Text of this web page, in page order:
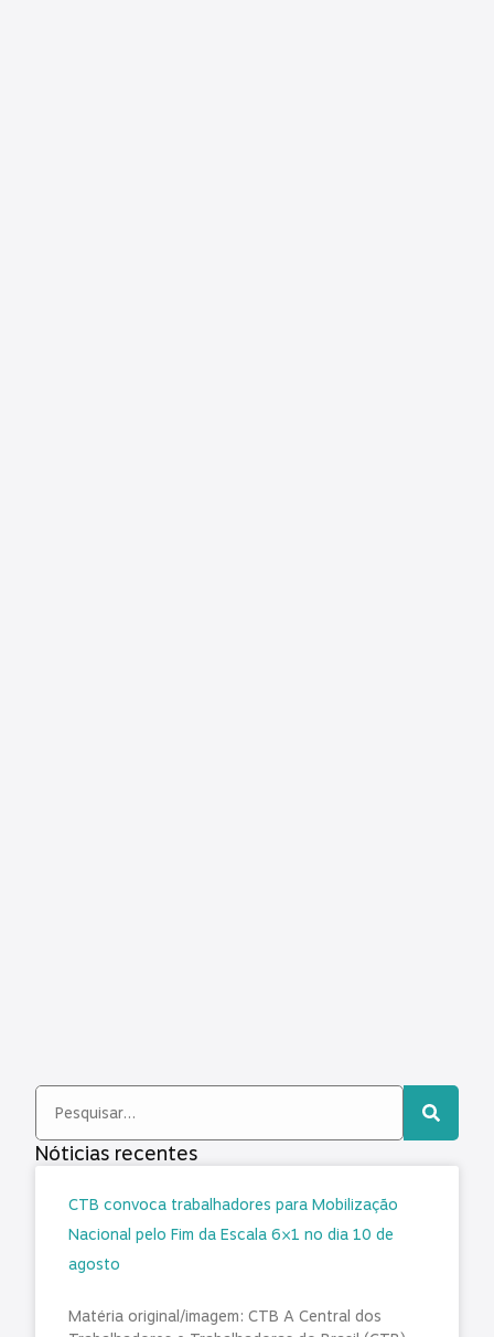
Nóticias recentes
CTB convoca trabalhadores para Mobilização
Nacional pelo Fim da Escala 6×1 no dia 10 de
agosto
Matéria original/imagem: CTB A Central dos